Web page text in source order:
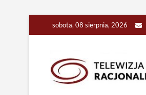
sobota, 08 sierpnia, 2026